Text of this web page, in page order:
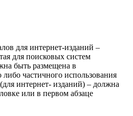
для интернет-изданий –
для поисковых систем
быть размещена в
частичного использования
интернет- изданий) – должна
или в первом абзаце